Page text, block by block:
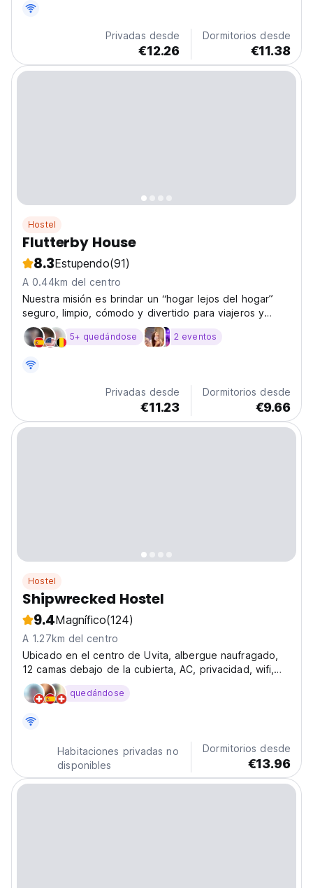
Privadas desde
€12.26
Dormitorios desde
€11.38
Hostel
Flutterby House
8.3Estupendo(91)
A 0.44km del centro
Nuestra misión es brindar un “hogar lejos del hogar”
seguro, limpio, cómodo y divertido para viajeros y
vacacionistas. Deseamos fomentar un entorno que
inspire la creatividad, el autodescubrimiento y el
5+ quedándose 2 eventos
Privadas desde
€11.23
Dormitorios desde
€9.66
Hostel
Shipwrecked Hostel
9.4Magnífico(124)
A 1.27km del centro
Ubicado en el centro de Uvita, albergue naufragado,
12 camas debajo de la cubierta, AC, privacidad, wifi,
cocina comunitaria, duchas calientes, espacio de yoga
y vistas a la montaña.
quedándose
Habitaciones privadas no
disponibles
Dormitorios desde
€13.96